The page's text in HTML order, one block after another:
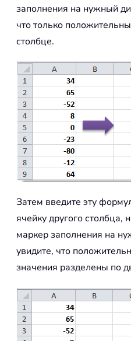
заполнения на нужный
что только
столбце.
Затем введите эту
ячейку другого столбца,
маркер заполнения на
увидите, что
значения разделены по